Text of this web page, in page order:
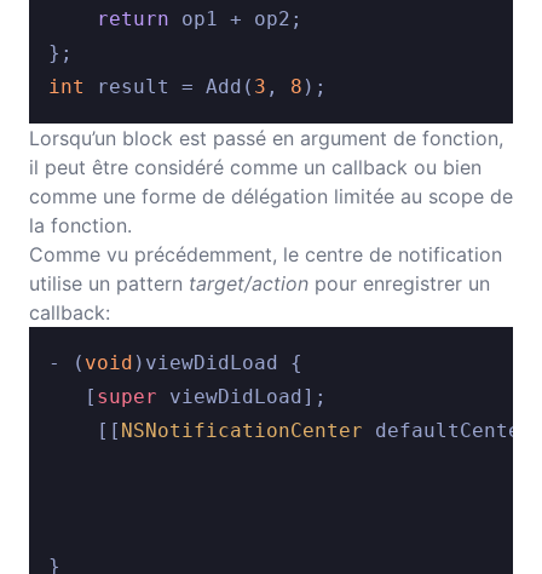
return op1 + op2;
int
result = Add( 3 , 8
Lorsqu’un block est passé en argument de fonction,
il peut être considéré comme un callback ou bien
comme une forme de délégation limitée au scope de
la fonction.
Comme vu précédemment, le centre de notification
utilise un pattern target/action pour enregistrer un
callback:
- ( void )viewDidLoad {
   [
super viewDidLoad];
    [[
NSNotificationCenter
}